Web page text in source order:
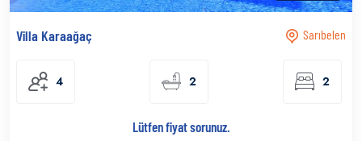
Sarıbelen
Villa Karaağaç
4 2 2
Lütfen fiyat sorunuz.